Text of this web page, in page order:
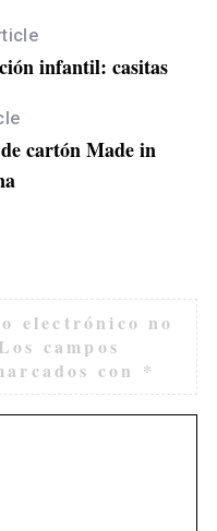
infantil: casitas
cartón Made in
electrónico no
Los campos
con *